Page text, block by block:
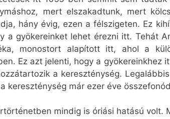
mert elszakadtunk, mert
hány évig, ezen a félszigeten. Ez
a gyökereinket lehet érezni itt. Tehát
monostort alapított itt, ahol a
Ez azt jelenti, hogy a gyökereinkhez
a kereszténység.
kereszténység már ezer éve
mindig is óriási hatású volt.